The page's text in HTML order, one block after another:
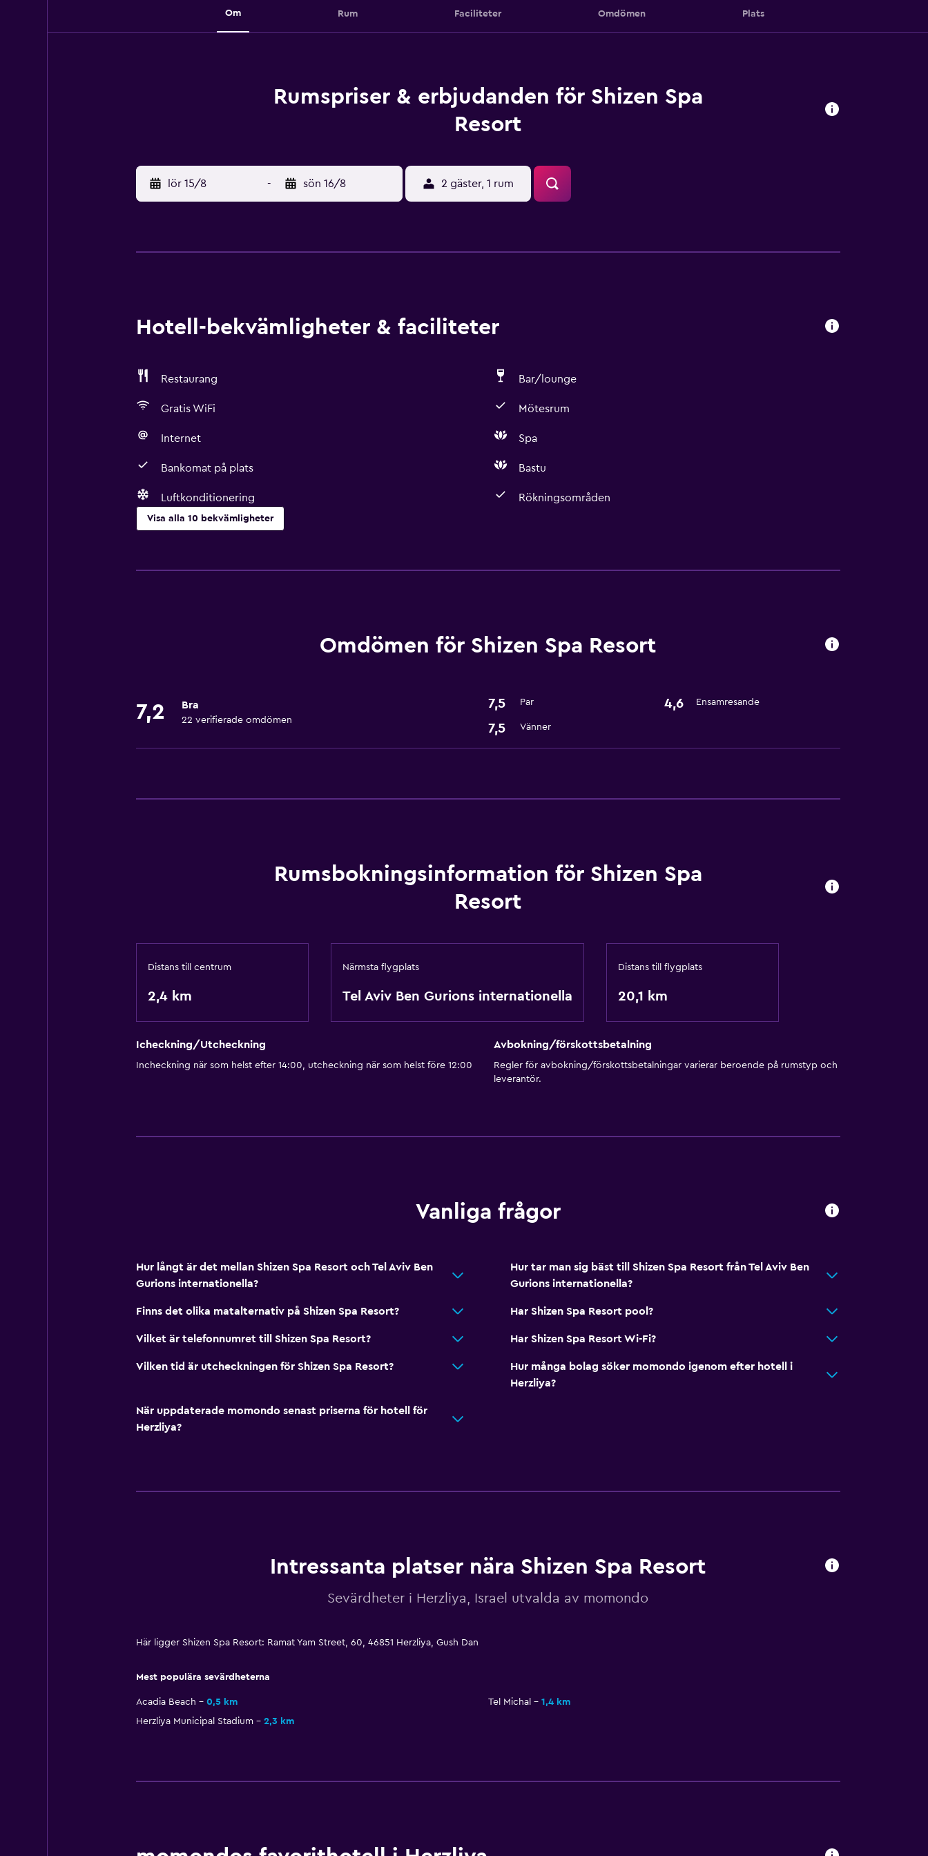
Om Rum Faciliteter Omdömen Plats
Rumspriser & erbjudanden för Shizen Spa
Resort
lör 15/8 - sön 16/8 2 gäster, 1 rum
Hotell-bekvämligheter & faciliteter
Restaurang Bar/lounge
Gratis WiFi Mötesrum
Internet Spa
Bankomat på plats Bastu
Luftkonditionering Rökningsområden
Visa alla 10 bekvämligheter
Gratis WiFi
Restaurang
Mötesrum
Spa
Spa
Omdömen för Shizen Spa Resort
7,2 Bra
22 verifierade omdömen
7,5 Par 4,6 Ensamresande
7,5 Vänner
Rumsbokningsinformation för Shizen Spa
Resort
Distans till centrum
2,4 km
Närmsta flygplats
Tel Aviv Ben Gurions internationella
Distans till flygplats
20,1 km
Icheckning/Utcheckning
Incheckning när som helst efter 14:00, utcheckning när som helst före 12:00
Avbokning/förskottsbetalning
Regler för avbokning/förskottsbetalningar varierar beroende på rumstyp och
leverantör.
Vanliga frågor
Hur långt är det mellan Shizen Spa Resort och Tel Aviv Ben
Gurions internationella?
Hur tar man sig bäst till Shizen Spa Resort från Tel Aviv Ben
Gurions internationella?
Finns det olika matalternativ på Shizen Spa Resort? Har Shizen Spa Resort pool?
Vilket är telefonnumret till Shizen Spa Resort? Har Shizen Spa Resort Wi-Fi?
Vilken tid är utcheckningen för Shizen Spa Resort?
Hur många bolag söker momondo igenom efter hotell i
Herzliya?
När uppdaterade momondo senast priserna för hotell för
Herzliya?
Intressanta platser nära Shizen Spa Resort
Sevärdheter i Herzliya, Israel utvalda av momondo
Här ligger Shizen Spa Resort: Ramat Yam Street, 60, 46851 Herzliya, Gush Dan
Mest populära sevärdheterna
Acadia Beach 0,5 km Tel Michal
1,4 km
Herzliya Municipal Stadium
2,3 km